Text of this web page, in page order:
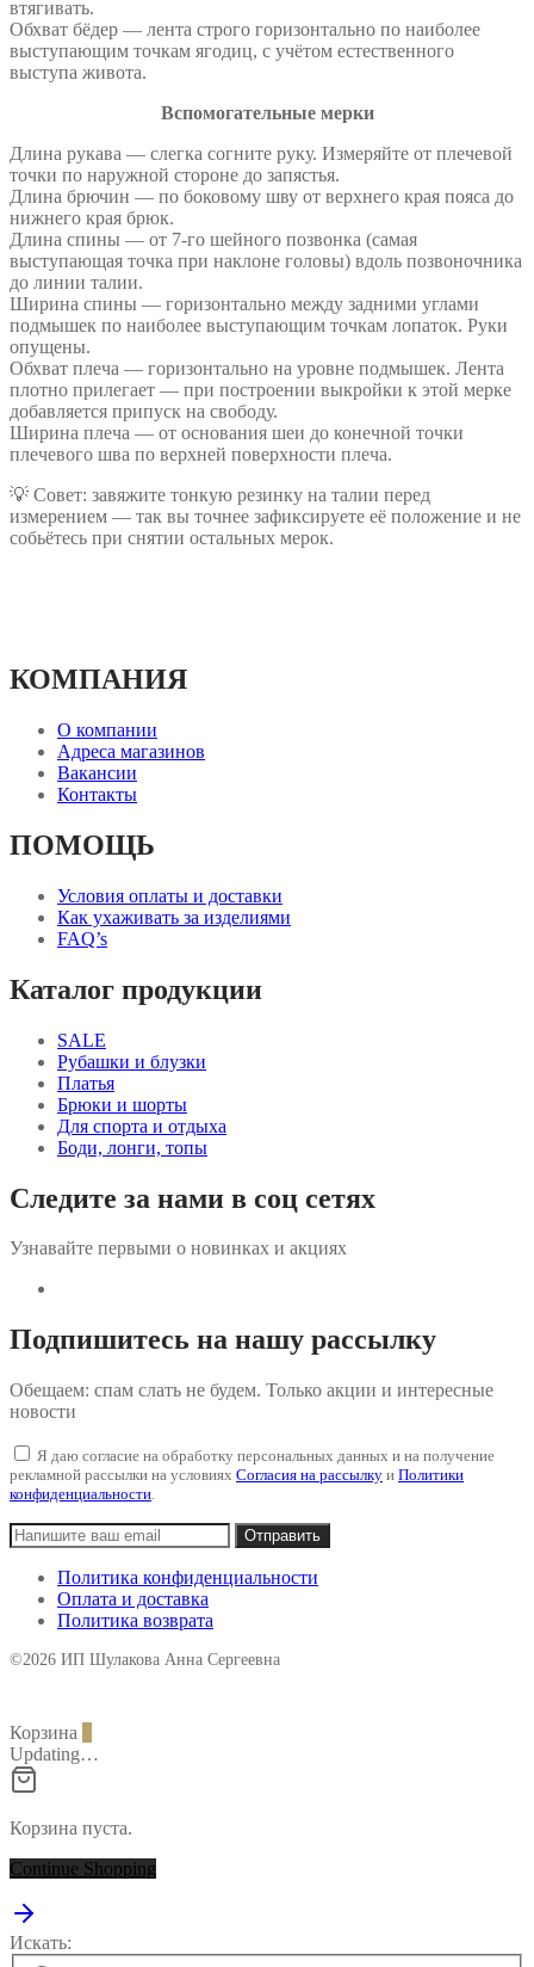
втягивать.
Обхват бёдер — лента строго горизонтально по наиболее
выступающим точкам ягодиц, с учётом естественного
выступа живота.
Вспомогательные мерки
Длина рукава — слегка согните руку. Измеряйте от плечевой
точки по наружной стороне до запястья.
Длина брючин — по боковому шву от верхнего края пояса до
нижнего края брюк.
Длина спины — от 7-го шейного позвонка (самая
выступающая точка при наклоне головы) вдоль позвоночника
до линии талии.
Ширина спины — горизонтально между задними углами
подмышек по наиболее выступающим точкам лопаток. Руки
опущены.
Обхват плеча — горизонтально на уровне подмышек. Лента
плотно прилегает — при построении выкройки к этой мерке
добавляется припуск на свободу.
Ширина плеча — от основания шеи до конечной точки
плечевого шва по верхней поверхности плеча.
💡 Совет: завяжите тонкую резинку на талии перед
измерением — так вы точнее зафиксируете её положение и не
собьётесь при снятии остальных мерок.
КОМПАНИЯ
О компании
Адреса магазинов
Вакансии
Контакты
ПОМОЩЬ
Условия оплаты и доставки
Как ухаживать за изделиями
FAQ’s
Каталог продукции
SALE
Рубашки и блузки
Платья
Брюки и шорты
Для спорта и отдыха
Боди, лонги, топы
Следите за нами в соц сетях
Узнавайте первыми о новинках и акциях
Подпишитесь на нашу рассылку
Обещаем: спам слать не будем. Только акции и интересные
новости
Я даю согласие на обработку персональных данных и на получение
рекламной рассылки на условиях Согласия на рассылку и Политики
конфиденциальности.
Политика конфиденциальности
Оплата и доставка
Политика возврата
©2026 ИП Шулакова Анна Сергеевна
Корзина
Updating…
Корзина пуста.
Continue Shopping
Искать: